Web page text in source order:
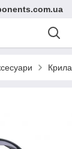
Крила